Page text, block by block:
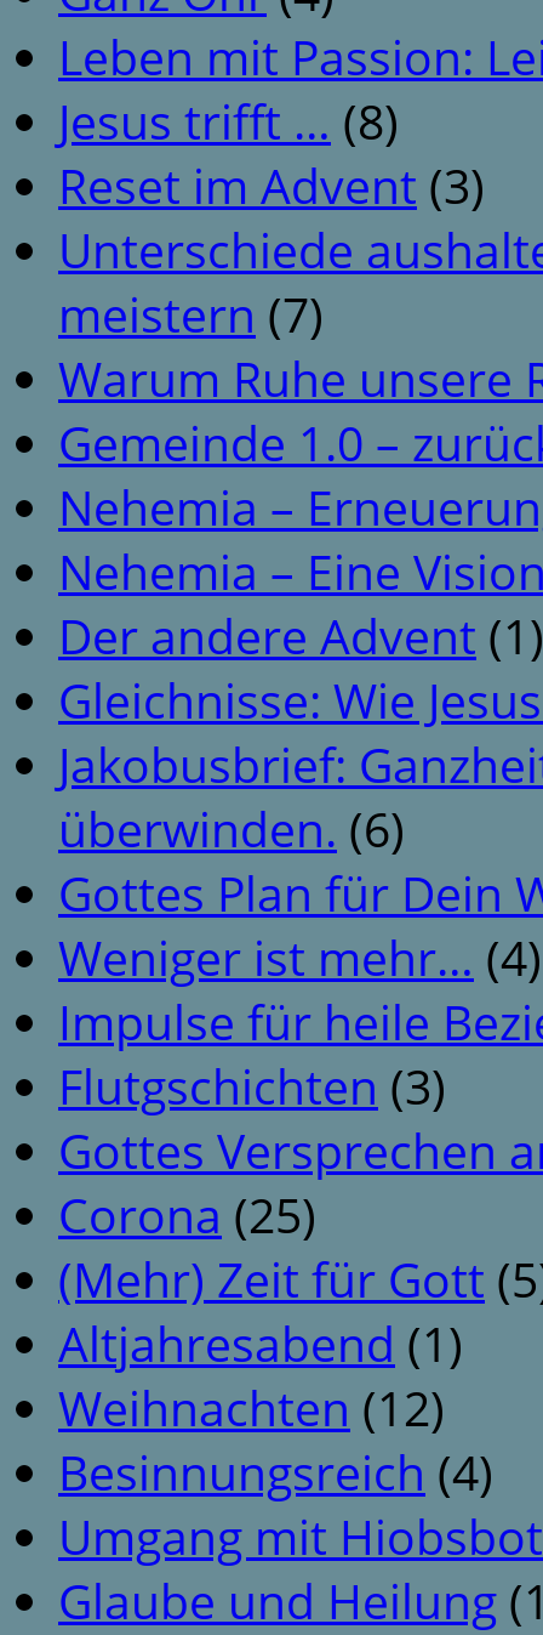
Leben mit Passion:
Jesus trifft … (8)
Reset im Advent (3)
Unterschiede
meistern (7)
Warum Ruhe unsere
Gemeinde 1.0 –
Nehemia –
Nehemia – Eine
Der andere Advent (1)
Gleichnisse: Wie
Jakobusbrief:
überwinden. (6)
Gottes Plan für Dein
Weniger ist mehr… (4)
Impulse für heile
Flutgschichten (3)
Gottes Versprechen
Corona (25)
(Mehr) Zeit für Gott
Altjahresabend (1)
Weihnachten (12)
Besinnungsreich (4)
Umgang mit
Glaube und Heilung